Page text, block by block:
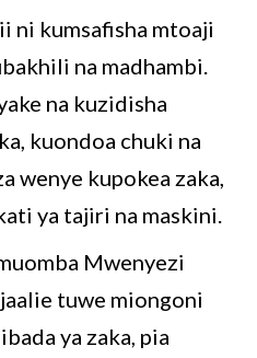
ni kumsafisha mtoaji
na madhambi.
na kuzidisha
kuondoa chuki na
wenye kupokea zaka,
ya tajiri na maskini.
Mwenyezi
tuwe miongoni
ya zaka, pia